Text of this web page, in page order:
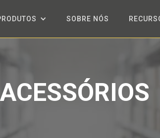
SOBRE NÓS
ACESSÓRIOS